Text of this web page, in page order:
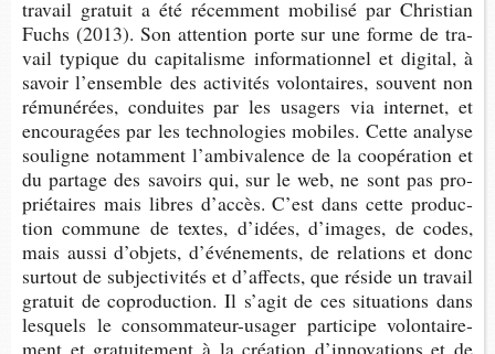
tra­vail gra­tuit a été récem­ment mobi­lisé par Chris­tian
Fuchs (2013). Son atten­tion porte sur une forme de tra­
vail typique du capi­ta­lisme infor­ma­tion­nel et digi­tal, à
savoir l’en­semble des acti­vi­tés volon­taires, sou­vent non
rému­né­rées, conduites par les usa­gers via inter­net, et
encou­ra­gées par les tech­no­lo­gies mobiles. Cette ana­lyse
sou­ligne notam­ment l’am­bi­va­lence de la coopé­ra­tion et
du par­tage des savoirs qui, sur le web, ne sont pas pro­
prié­taires mais libres d’ac­cès. C’est dans cette pro­duc­
tion com­mune de textes, d’idées, d’images, de codes,
mais aussi d’ob­jets, d’évé­ne­ments, de rela­tions et donc
sur­tout de sub­jec­ti­vi­tés et d’af­fects, que réside un tra­vail
gra­tuit de copro­duc­tion. Il s’agit de ces situa­tions dans
les­quels le consommateur-​usager par­ti­cipe volon­tai­re­
ment et gra­tui­te­ment à la créa­tion d’in­no­va­tions et de